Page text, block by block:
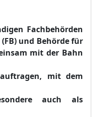
Fachbehörden
und Behörde für
mit der Bahn
mit dem
auch als